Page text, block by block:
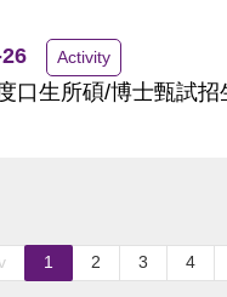
Activity
口生所碩/博士甄試招
1 2 3 4